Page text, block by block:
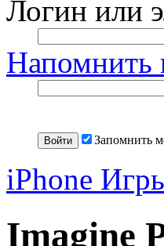
Логин или
Напомнить
Запомнить
iPhone
Imagine